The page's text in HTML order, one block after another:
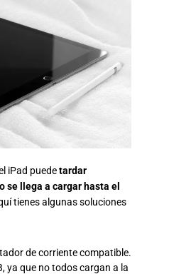
iPad puedetardar
se llega a cargar hasta el
tienes algunas soluciones
de corriente compatible.
ya que no todos cargan a la